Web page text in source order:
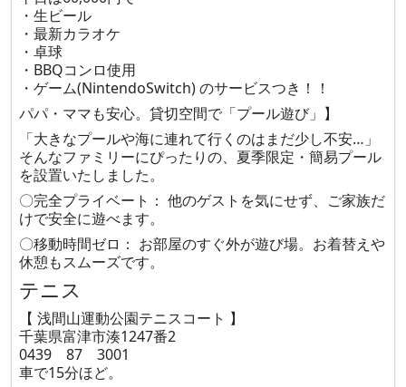
・生ビール
・最新カラオケ
・卓球
・BBQコンロ使用
・ゲーム(NintendoSwitch) のサービスつき！！
パパ・ママも安心。貸切空間で「プール遊び」】
「大きなプールや海に連れて行くのはまだ少し不安…」
そんなファミリーにぴったりの、夏季限定・簡易プール
を設置いたしました。
〇完全プライベート： 他のゲストを気にせず、ご家族だ
けで安全に遊べます。
〇移動時間ゼロ： お部屋のすぐ外が遊び場。お着替えや
休憩もスムーズです。
テニス
【 浅間山運動公園テニスコート 】
千葉県富津市湊1247番2
0439 87 3001
車で15分ほど。